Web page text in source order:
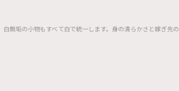
無垢の小物もすべて白で統一します。身の清らかさと嫁ぎ先